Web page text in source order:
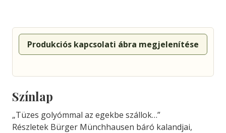
Produkciós kapcsolati ábra megjelenítése
Színlap
„Tüzes golyómmal az egekbe szállok…”
Részletek Bürger Münchhausen báró kalandjai,